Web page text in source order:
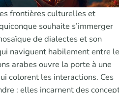
frontières culturelles et
souhaite s’immerger
de dialectes et son
naviguent habilement entre
arabes ouvre la porte à une
colorent les interactions. Ces
: elles incarnent des